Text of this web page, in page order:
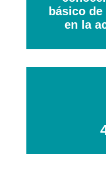
básico
en la